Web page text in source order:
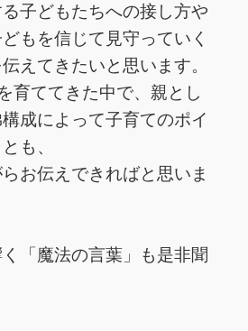
子どもたちへの接し方や
もを信じて見守っていく
えてきたいと思います。
育ててきた中で、親とし
成によって子育てのポイ
も、
お伝えできればと思いま
「魔法の言葉」も是非聞